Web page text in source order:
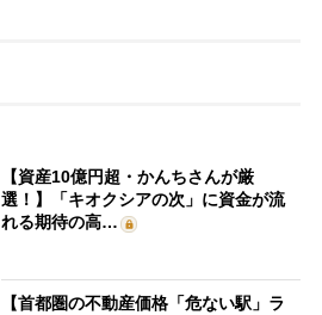
【資産10億円超・かんちさんが厳
選！】「キオクシアの次」に資金が流
れる期待の高…
【首都圏の不動産価格「危ない駅」ラ